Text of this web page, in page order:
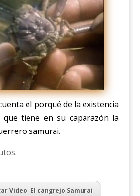
el porqué de la existencia
tiene en su caparazón la
samurai.
Video: El cangrejo Samurai